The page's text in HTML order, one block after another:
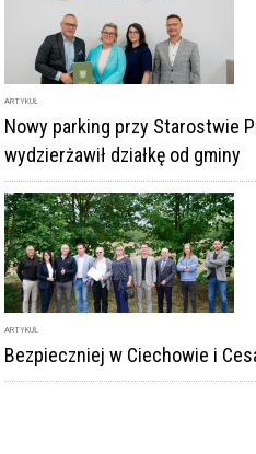
ARTYKUŁ
Nowy parking przy Starostwie
wydzierżawił działkę od gminy
ARTYKUŁ
Bezpieczniej w Ciechowie i